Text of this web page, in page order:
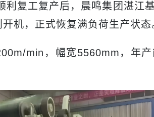
复工复产后，晨鸣集团湛江
机，正式恢复满负荷生产状态
min，幅宽5560mm，年产